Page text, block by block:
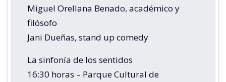
Miguel Orellana Benado, académico y
filósofo
Jani Dueñas, stand up comedy
La sinfonía de los sentidos
16:30 horas – Parque Cultural de